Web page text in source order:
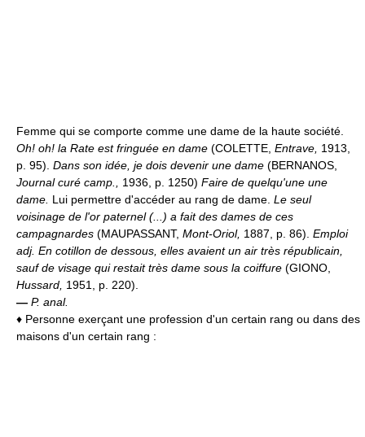
Femme qui se comporte comme une dame de la haute société.
Oh! oh! la Rate est fringuée en dame (COLETTE, Entrave, 1913,
p. 95). Dans son idée, je dois devenir une dame (BERNANOS,
Journal curé camp., 1936, p. 1250) Faire de quelqu'une une
dame. Lui permettre d'accéder au rang de dame. Le seul
voisinage de l'or paternel (...) a fait des dames de ces
campagnardes (MAUPASSANT, Mont-Oriol, 1887, p. 86). Emploi
adj. En cotillon de dessous, elles avaient un air très républicain,
sauf de visage qui restait très dame sous la coiffure (GIONO,
Hussard, 1951, p. 220).
— P. anal.
♦ Personne exerçant une profession d'un certain rang ou dans des
maisons d'un certain rang :